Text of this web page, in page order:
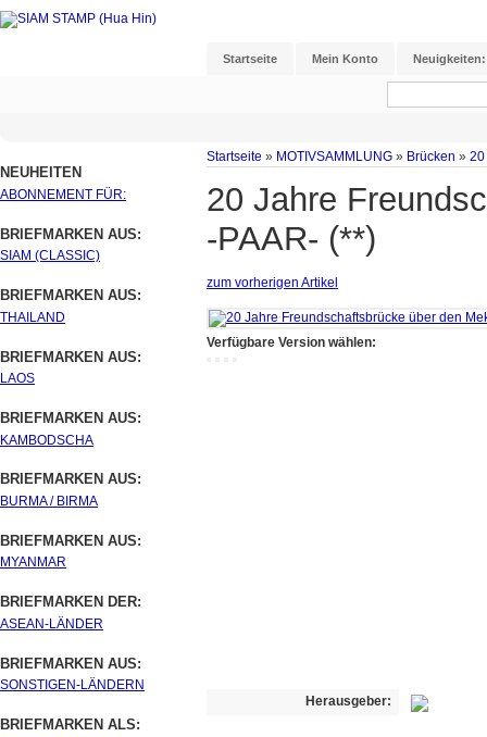
Startseite Mein Konto Neuigkeiten:
Startseite » MOTIVSAMMLUNG » Brücken » 20
20 Jahre
-PAAR- (**)
zum vorherigen Artikel
Verfügbare Version wählen:
Herausgeber:
NEUHEITEN
ABONNEMENT FÜR:
BRIEFMARKEN AUS:
SIAM (CLASSIC)
BRIEFMARKEN AUS:
THAILAND
BRIEFMARKEN AUS:
LAOS
BRIEFMARKEN AUS:
KAMBODSCHA
BRIEFMARKEN AUS:
BURMA / BIRMA
BRIEFMARKEN AUS:
MYANMAR
BRIEFMARKEN DER:
ASEAN-LÄNDER
BRIEFMARKEN AUS:
SONSTIGEN-LÄNDERN
BRIEFMARKEN ALS: